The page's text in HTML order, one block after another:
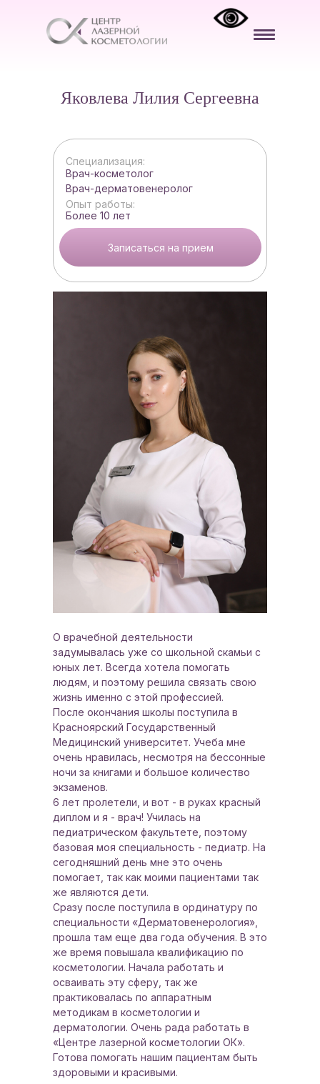
Яковлева Лилия Сергеевна
Записаться на прием
Врач-косметолог
Врач-дерматовенеролог
О врачебной деятельности
задумывалась уже со школьной скамьи с
юных лет. Всегда хотела помогать
людям, и поэтому решила связать свою
жизнь именно с этой профессией.
После окончания школы поступила в
Красноярский Государственный
Медицинский университет. Учеба мне
очень нравилась, несмотря на бессонные
ночи за книгами и большое количество
экзаменов.
6 лет пролетели, и вот - в руках красный
диплом и я - врач! Училась на
педиатрическом факультете, поэтому
базовая моя специальность - педиатр. На
сегодняшний день мне это очень
помогает, так как моими пациентами так
же являются дети.
Сразу после поступила в ординатуру по
специальности «Дерматовенерология»,
прошла там еще два года обучения. В это
же время повышала квалификацию по
косметологии. Начала работать и
осваивать эту сферу, так же
практиковалась по аппаратным
методикам в косметологии и
дерматологии. Очень рада работать в
«Центре лазерной косметологии ОК».
Готова помогать нашим пациентам быть
здоровыми и красивыми.
Специализация:
Более 10 лет
Опыт работы: